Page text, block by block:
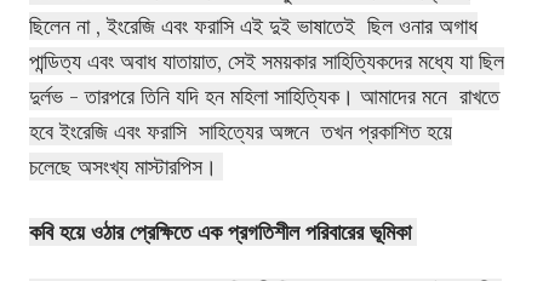
ছিলেন না , ইংরেজি এবং ফরাসি এই দুই ভাষাতেই ছিল ওনার অগাধ
পান্ডিত্য এবং অবাধ যাতায়াত, সেই সময়কার সাহিত্যিকদের মধ্যে যা ছিল
দুর্লভ - তারপরে তিনি যদি হন মহিলা সাহিত্যিক। আমাদের মনে রাখতে
হবে ইংরেজি এবং ফরাসি সাহিত্যের অঙ্গনে তখন প্রকাশিত হয়ে
চলেছে অসংখ্য মাস্টারপিস।
কবি হয়ে ওঠার প্রেক্ষিতে একপ্রগতিশীল পরিবারের ভূমিকা